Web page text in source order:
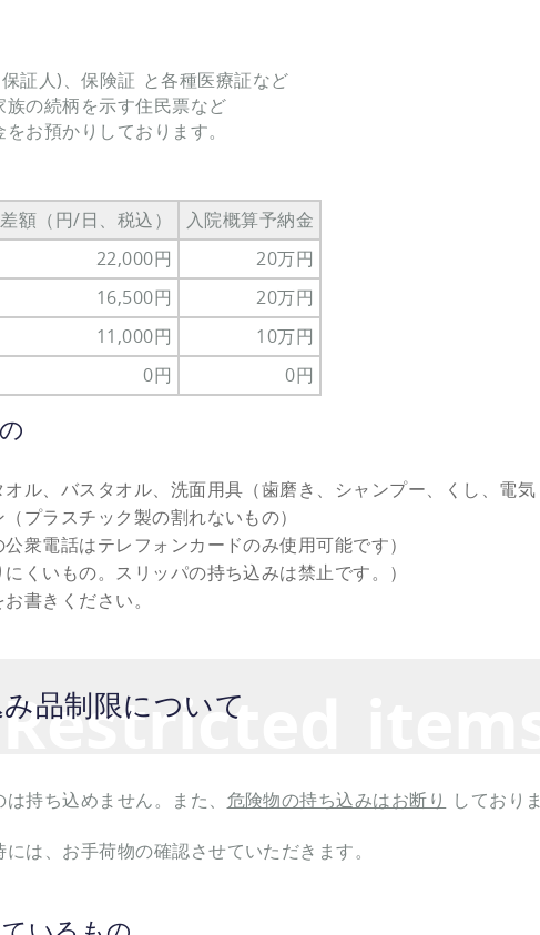
証人)、保険証 と各種医療証など
の続柄を示す住民票など
お預かりしております。
額（円/日、税込）
入院概算予納金
22,000円
20万円
16,500円
20万円
11,000円
10万円
0円 0円
ル、バスタオル、洗面用具（歯磨き、シャンプー、くし、電気
プラスチック製の割れないもの）
衆電話はテレフォンカードのみ使用可能です）
くいもの。スリッパの持ち込みは禁止です。）
書きください。
品制限について
Restricted items
持ち込めません。また、 危険物の持ち込みはお断り しておりま
は、お手荷物の確認させていただきます。